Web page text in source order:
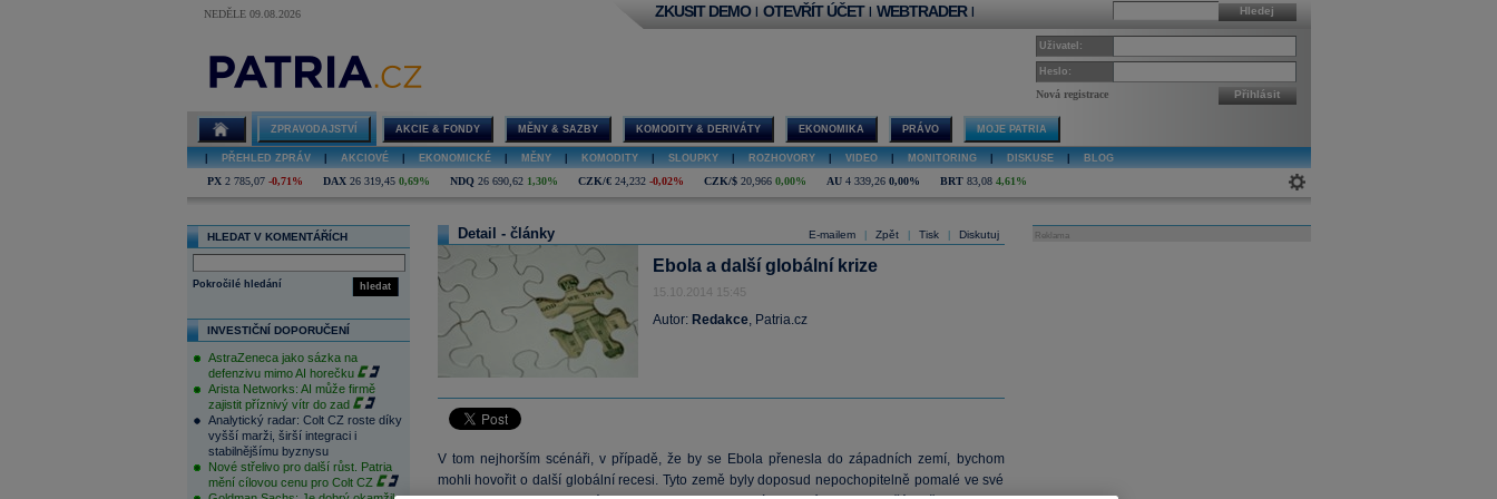
NEDĚLE 09.08.2026 Hledej
ZKUSIT DEMO | OTEVŘÍT ÚČET | WEBTRADER |
Uživatel:
Heslo:
Nová registrace Přihlásit
ZPRAVODAJSTVÍ AKCIE & FONDY MĚNY & SAZBY KOMODITY & DERIVÁTY EKONOMIKA PRÁVO MOJE PATRIA
PŘEHLED ZPRÁV AKCIOVÉ EKONOMICKÉ MĚNY KOMODITY SLOUPKY ROZHOVORY VIDEO MONITORING DISKUSE BLOG
PX 2 785,07 -0,71% DAX 26 319,45 0,69% NDQ 26 690,62 1,30% CZK/€ 24,232 -0,02% CZK/$ 20,966 0,00% AU 4 339,26 0,00% BRT 83,08 4,61%
HLEDAT V KOMENTÁŘÍCH
hledat
Pokročilé hledání
INVESTIČNÍ DOPORUČENÍ
AstraZeneca jako sázka na
defenzivu mimo AI horečku
Arista Networks: AI může firmě
zajistit příznivý vítr do zad
Analytický radar: Colt CZ roste díky
vyšší marži, širší integraci i
stabilnějšímu byznysu
Nové střelivo pro další růst. Patria
mění cílovou cenu pro Colt CZ
E-mailem Zpět Tisk Diskutuj
Detail - články
Ebola a další globální krize
15.10.2014 15:45
Autor: Redakce, Patria.cz
V tom nejhorším scénáři, v případě, že by se Ebola přenesla do západních zemí, bychom
mohli hovořit o další globální recesi. Tyto země byly doposud nepochopitelně pomalé ve své
Reklama